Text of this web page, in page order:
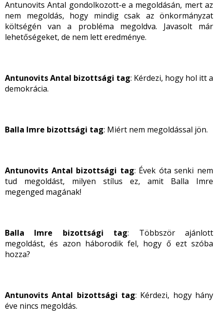
Antunovits Antal gondolkozott-e a megoldásán, mert az
nem megoldás, hogy mindig csak az önkormányzat
költségén van a probléma megoldva. Javasolt már
lehetőségeket, de nem lett eredménye.
Antunovits Antal bizottsági tag: Kérdezi, hogy hol itt a
demokrácia.
Balla Imre bizottsági tag: Miért nem megoldással jön.
Antunovits Antal bizottsági tag: Évek óta senki nem
tud megoldást, milyen stílus ez, amit Balla Imre
megenged magának!
Balla Imre bizottsági tag: Többször ajánlott
megoldást, és azon háborodik fel, hogy ő ezt szóba
hozza?
Antunovits Antal bizottsági tag: Kérdezi, hogy hány
éve nincs megoldás.